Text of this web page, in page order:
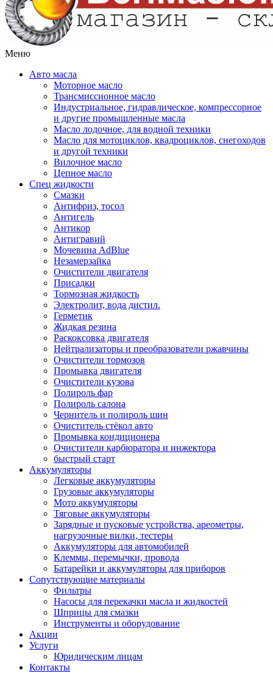
Меню
Авто масла
Моторное масло
Трансмиссионное масло
Индустриальное, гидравлическое, компрессорное
и другие промышленные масла
Масло лодочное, для водной техники
Масло для мотоциклов, квадроциклов, снегоходов
и другой техники
Вилочное масло
Цепное масло
Спец жидкости
Смазки
Антифриз, тосол
Антигель
Антикор
Антигравий
Мочевина AdBlue
Незамерзайка
Очистители двигателя
Присадки
Тормозная жидкость
Электролит, вода дистил.
Герметик
Жидкая резина
Раскоксовка двигателя
Нейтрализаторы и преобразователи ржавчины
Очистители тормозов
Промывка двигателя
Очистители кузова
Полироль фар
Полироль салона
Чернитель и полироль шин
Очиститель стёкол авто
Промывка кондиционера
Очистители карбюратора и инжектора
быстрый старт
Аккумуляторы
Легковые аккумуляторы
Грузовые аккумуляторы
Мото аккумуляторы
Тяговые аккумуляторы
Зарядные и пусковые устройства, ареометры,
нагрузочные вилки, тестеры
Аккумуляторы для автомобилей
Клеммы, перемычки, провода
Батарейки и аккумуляторы для приборов
Сопутствующие материалы
Фильтры
Насосы для перекачки масла и жидкостей
Шприцы для смазки
Инструменты и оборудование
Акции
Услуги
Юридическим лицам
Контакты